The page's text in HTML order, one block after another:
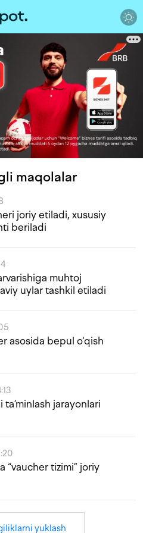
maqolalar
joriy etiladi, xususiy
beriladi
muhtoj
uylar tashkil etiladi
asosida bepul o‘qish
jarayonlari
“vaucher tizimi” joriy
yuklash